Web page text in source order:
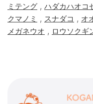
ミテング , ハダカハオコ
クマノミ , スナダコ , オ
メガネウオ , ロウソクギ